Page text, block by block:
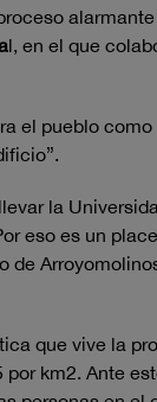
l, en el que
el pueblo
la
eso es un
de
que vive la
km2. Ante